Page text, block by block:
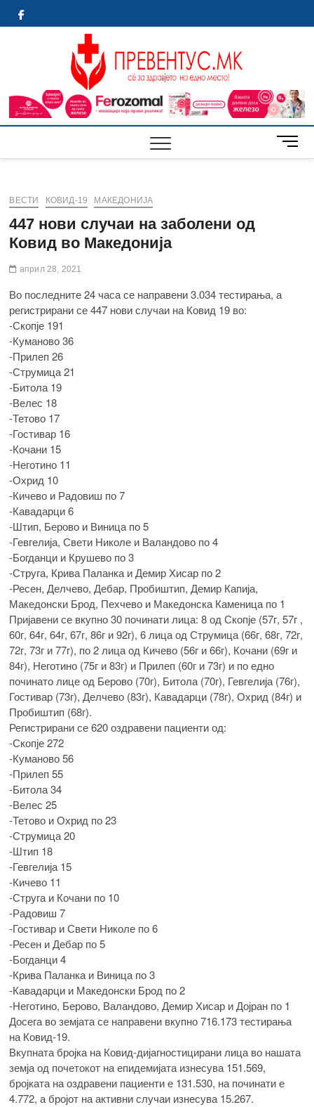
Facebook
МЕСТО
M
e
ВЕСТИ КОВИД-19 МАКЕДОНИЈА
447 нови случаи на заболени од
Ковид во Македонија
април 28, 2021
Во последните 24 часа се направени 3.034 тестирања, а
регистрирани се 447 нови случаи на Ковид 19 во:
-Скопје 191
-Куманово 36
-Прилеп 26
-Струмица 21
-Битола 19
-Велес 18
-Тетово 17
-Гостивар 16
-Кочани 15
-Неготино 11
-Охрид 10
-Кичево и Радовиш по 7
-Кавадарци 6
-Штип, Берово и Виница по 5
-Гевгелија, Свети Николе и Валандово по 4
-Богданци и Крушево по 3
-Струга, Крива Паланка и Демир Хисар по 2
-Ресен, Делчево, Дебар, Пробиштип, Демир Капија,
Македонски Брод, Пехчево и Македонска Каменица по 1
Пријавени се вкупно 30 починати лица: 8 од Скопје (57г, 57г ,
60г, 64г, 64г, 67г, 86г и 92г), 6 лица од Струмица (66г, 68г, 72г,
72г, 73г и 77г), по 2 лица од Кичево (56г и 66г), Кочани (69г и
84г), Неготино (75г и 83г) и Прилеп (60г и 73г) и по едно
починато лице од Берово (70г), Битола (70г), Гевгелија (76г),
Гостивар (73г), Делчево (83г), Кавадарци (78г), Охрид (84г) и
Пробиштип (68г).
Регистрирани се 620 оздравени пациенти од:
-Скопје 272
-Куманово 56
-Прилеп 55
-Битола 34
-Велес 25
-Тетово и Охрид по 23
-Струмица 20
-Штип 18
-Гевгелија 15
-Кичево 11
-Струга и Кочани по 10
-Радовиш 7
-Гостивар и Свети Николе по 6
-Ресен и Дебар по 5
-Богданци 4
-Крива Паланка и Виница по 3
-Кавадарци и Македонски Брод по 2
-Неготино, Берово, Валандово, Демир Хисар и Дојран по 1
Досега во земјата се направени вкупно 716.173 тестирања
на Ковид-19.
Вкупната бројка на Ковид-дијагностицирани лица во нашата
земја од почетокот на епидемијата изнесува 151.569,
бројката на оздравени пациенти е 131.530, на починати е
4.772, а бројот на активни случаи изнесува 15.267.